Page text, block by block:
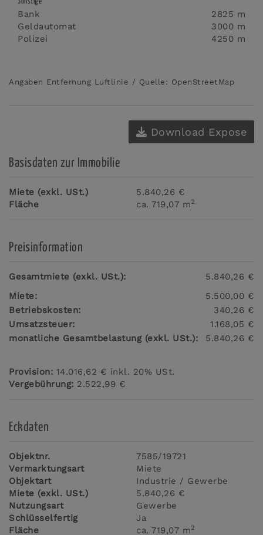
Bank
2825 m
Geldautomat
3000 m
Polizei
4250 m
Angaben Entfernung Luftlinie / Quelle: OpenStreetMap
Download Expose
Basisdaten zur Immobilie
Miete (exkl. USt.)
5.840,26 €
Fläche
ca. 719,07 m2
Preisinformation
Gesamtmiete (exkl. USt.):
5.840,26 €
Miete:
5.500,00 €
Betriebskosten:
340,26 €
Umsatzsteuer:
1.168,05 €
monatliche Gesamtbelastung (exkl. USt.):
5.840,26 €
Provision: 14.016,62 € inkl. 20% USt.
Vergebührung: 2.522,99 €
Eckdaten
Objektnr.
7585/19721
Vermarktungsart
Miete
Objektart
Industrie / Gewerbe
Miete (exkl. USt.)
5.840,26 €
Nutzungsart
Gewerbe
Schlüsselfertig
Ja
Fläche
ca. 719,07 m2